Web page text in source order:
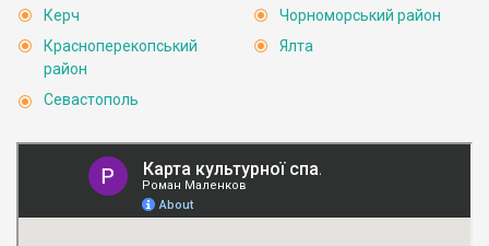
Керч
Красноперекопський
район
Севастополь
Чорноморський район
Ялта